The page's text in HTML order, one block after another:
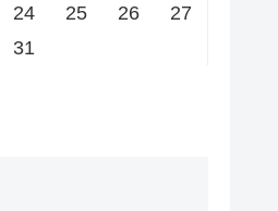
24 25 26
27
31